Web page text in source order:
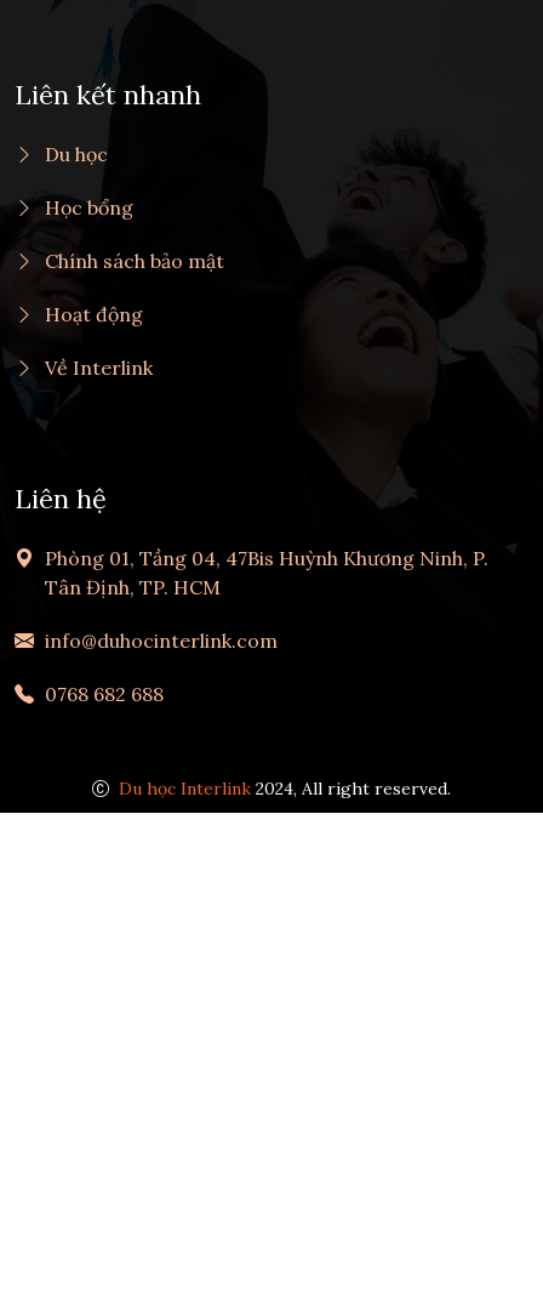
Liên kết nhanh
Du học
Học bổng
Chính sách bảo mật
Hoạt động
Về Interlink
Liên hệ
Phòng 01, Tầng 04, 47Bis Huỳnh Khương Ninh, P.
Tân Định, TP. HCM
info@duhocinterlink.com
0768 682 688
Du học Interlink 2024, All right reserved.